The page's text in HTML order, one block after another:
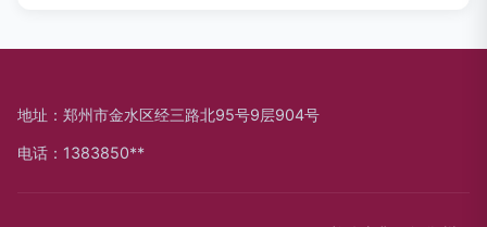
地址：郑州市金水区经三路北95号9层904号
电话：1383850**